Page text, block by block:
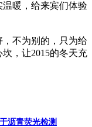
暖，给来宾们体验
，不为别的，只为给
，让2015的冬天充
沥青荧光检测